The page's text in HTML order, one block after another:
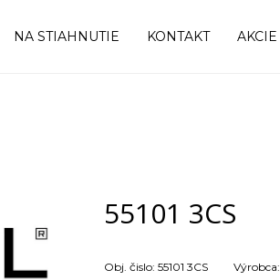
NA STIAHNUTIE KONTAKT AKCIE
55101 3CS
Obj. čislo: 55101 3CS Výrobca: